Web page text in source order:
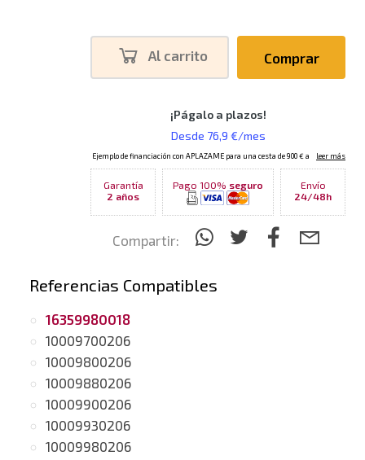
Al carrito Comprar
Garantía
2 años
Pago 100% seguro
Envío
24/48h
Compartir:
Referencias Compatibles
16359980018
10009700206
10009800206
10009880206
10009900206
10009930206
10009980206